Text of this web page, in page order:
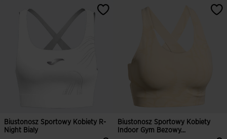
Biustonosz Sportowy Kobiety R-
Night Bialy
Biustonosz Sportowy Kobiety
Indoor Gym Bezowy...